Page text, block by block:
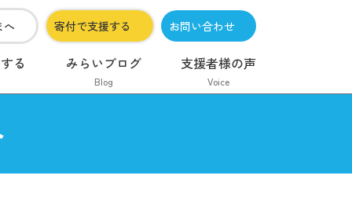
へ 寄付で支援する お問い合わせ
る みらいブログ
Blog
支援者様の声
Voice